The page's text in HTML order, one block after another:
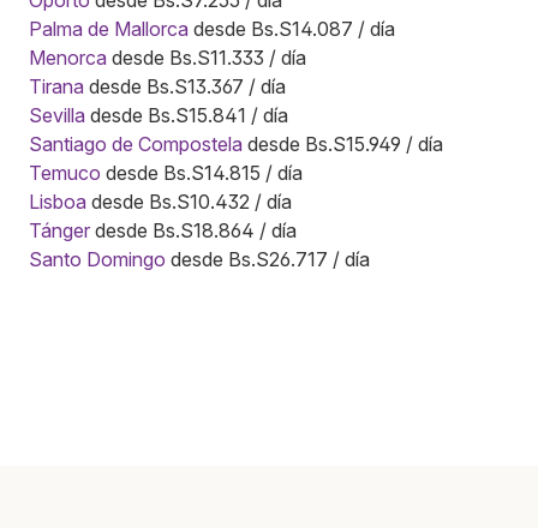
Palma de Mallorca desde Bs.S14.087 / día
Menorca desde Bs.S11.333 / día
Tirana desde Bs.S13.367 / día
Sevilla desde Bs.S15.841 / día
Santiago de Compostela desde Bs.S15.949 / día
Temuco desde Bs.S14.815 / día
Lisboa desde Bs.S10.432 / día
Tánger desde Bs.S18.864 / día
Santo Domingo desde Bs.S26.717 / día